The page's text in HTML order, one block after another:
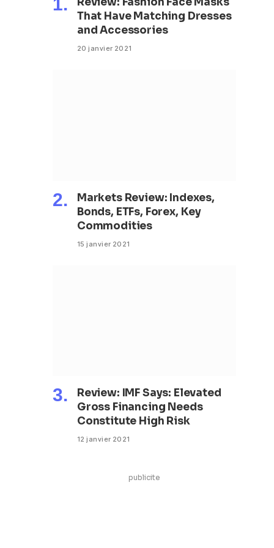
That Have Matching Dresses
and Accessories
20 janvier 2021
Markets Review: Indexes,
Bonds, ETFs, Forex, Key
Commodities
15 janvier 2021
Review: IMF Says: Elevated
Gross Financing Needs
Constitute High Risk
12 janvier 2021
publicite